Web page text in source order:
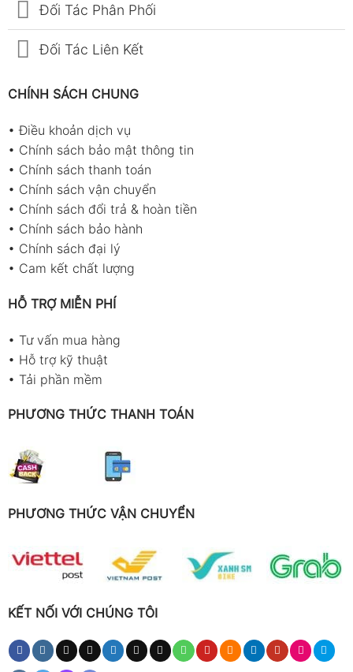
Đối Tác Phân Phối
Đối Tác Liên Kết
CHÍNH SÁCH CHUNG
•Điều khoản dịch vụ
• Chính sách bảo mật thông tin
• Chính sách thanh toán
• Chính sách vận chuyển
• Chính sách đổi trả & hoàn tiền
• Chính sách bảo hành
• Chính sách đại lý
• Cam kết chất lượng
HỖ TRỢ MIỄN PHÍ
• Tư vấn mua hàng
• Hỗ trợ kỹ thuật
• Tải phần mềm
PHƯƠNG THỨC THANH TOÁN
PHƯƠNG THỨC VẬN CHUYỂN
KẾT NỐI VỚI CHÚNG TÔI